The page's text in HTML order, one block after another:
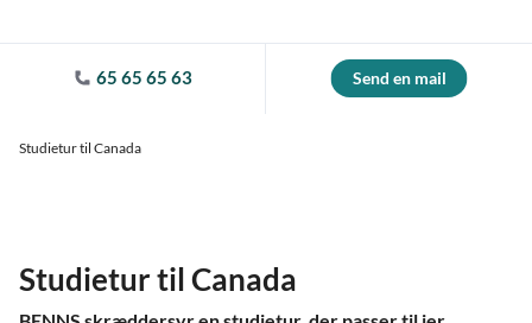
65 65 65 63 Send en mail
Studietur til Canada
Studietur til Canada